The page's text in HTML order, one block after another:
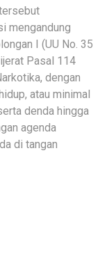
mengandung
I (UU No. 35
Pasal 114
dengan
atau minimal
denda hingga
agenda
di tangan